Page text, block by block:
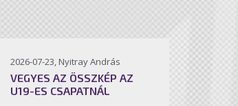
2026-07-23, Nyitray András
VEGYES AZ ÖSSZKÉP AZ
U19-ES CSAPATNÁL